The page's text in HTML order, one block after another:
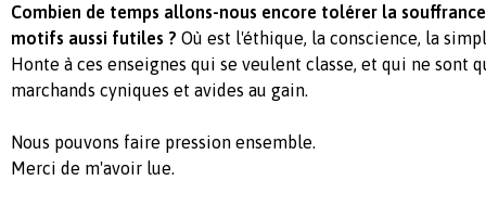
Combien de temps allons-nous encore tolérer la
motifs aussi futiles ? Où est l'éthique, la conscience, la
Honte à ces enseignes qui se veulent classe, et qui ne sont
marchands cyniques et avides au gain.
Nous pouvons faire pression ensemble.
Merci de m'avoir lue.